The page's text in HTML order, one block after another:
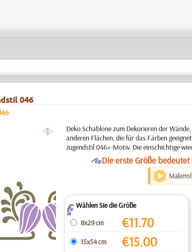
046
a
Deko Schablone zum Dekorieren der
anderen Flächen, die für das Färben
Jugendstil 046»-Motiv. Die einschichtige
ODie erste Größe
ZWählen Sie die Größe
8x29 cm
€11.70
15x54 cm €15.00